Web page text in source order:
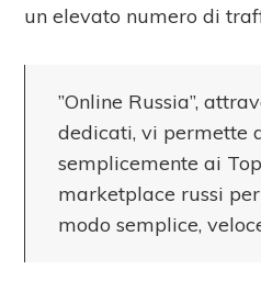
un elevato numero di
”Online Russia”,
dedicati, vi permette
semplicemente ai Top
marketplace russi
modo semplice,